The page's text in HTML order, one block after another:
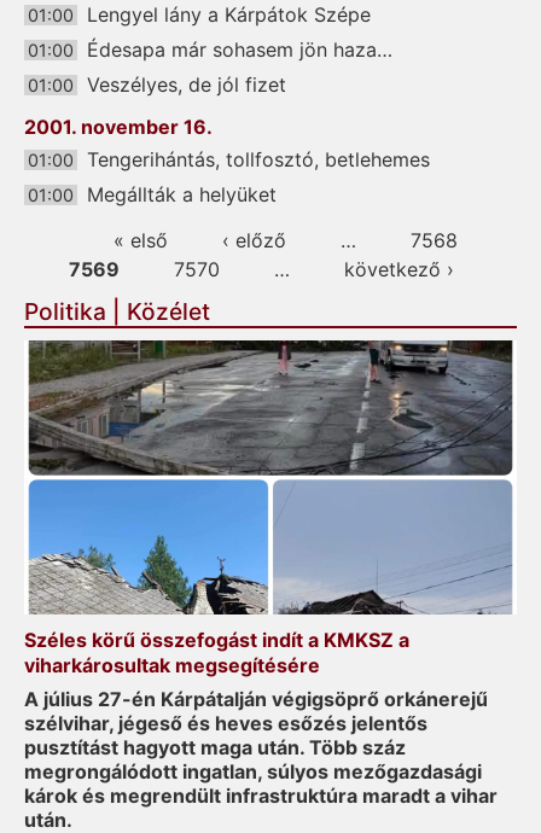
01:00 Lengyel lány a Kárpátok Szépe
01:00 Édesapa már sohasem jön haza…
01:00
Veszélyes, de jól fizet
2001. november 16.
01:00 Tengerihántás, tollfosztó, betlehemes
01:00
Megállták a helyüket
« első ‹ előző …
7568
7569
7570 … következő ›
Politika | Közélet
Széles körű összefogást indít a KMKSZ a
viharkárosultak megsegítésére
A július 27-én Kárpátalján végigsöprő orkánerejű
szélvihar, jégeső és heves esőzés jelentős
pusztítást hagyott maga után. Több száz
megrongálódott ingatlan, súlyos mezőgazdasági
károk és megrendült infrastruktúra maradt a vihar
után.